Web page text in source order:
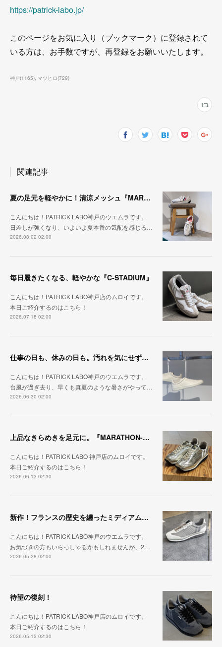
https://patrick-labo.jp/
このページをお気に入り（ブックマーク）に登録されて
いる方は、お手数ですが、再登録をお願いいたします。
神戸(1165) マツヒロ(729)
関連記事
夏の足元を軽やかに！清涼メッシュ『MARATHON-ME2』
こんにちは！PATRICK LABO神戸のウエムラです。
日差しが強くなり、いよいよ夏本番の気配を感じる…
2026.08.02 02:00
毎日履きたくなる、軽やかな『C-STADIUM』
こんにちは！PATRICK LABO神戸店のムロイです。
本日ご紹介するのはこちら！
2026.07.18 02:00
仕事の日も、休みの日も。汚れを気にせず毎日履ける『PUNCH-WP_WHT』
こんにちは！PATRICK LABO神戸のウエムラです。
台風が過ぎ去り、早くも真夏のような暑さがやって…
2026.06.30 02:00
上品なきらめきを足元に。『MARATHON-HAKU』
こんにちは！PATRICK LABO 神戸店のムロイです。
本日ご紹介するのはこちら！
2026.06.13 02:30
新作！フランスの歴史を纏ったミディアムグレー「MARATHON_CASTLE」
こんにちは！PATRICK LABO神戸のウエムラです。
お気づきの方もいらっしゃるかもしれませんが、2…
2026.05.28 02:00
待望の復刻！
こんにちは！PATRICK LABO神戸店のムロイです。
本日ご紹介するのはこちら！
2026.05.12 02:30